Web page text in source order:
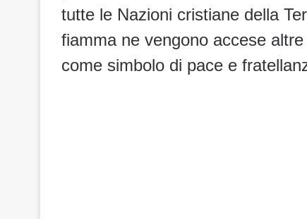
tutte le Nazioni cristiane della
fiamma ne vengono accese
come simbolo di pace e